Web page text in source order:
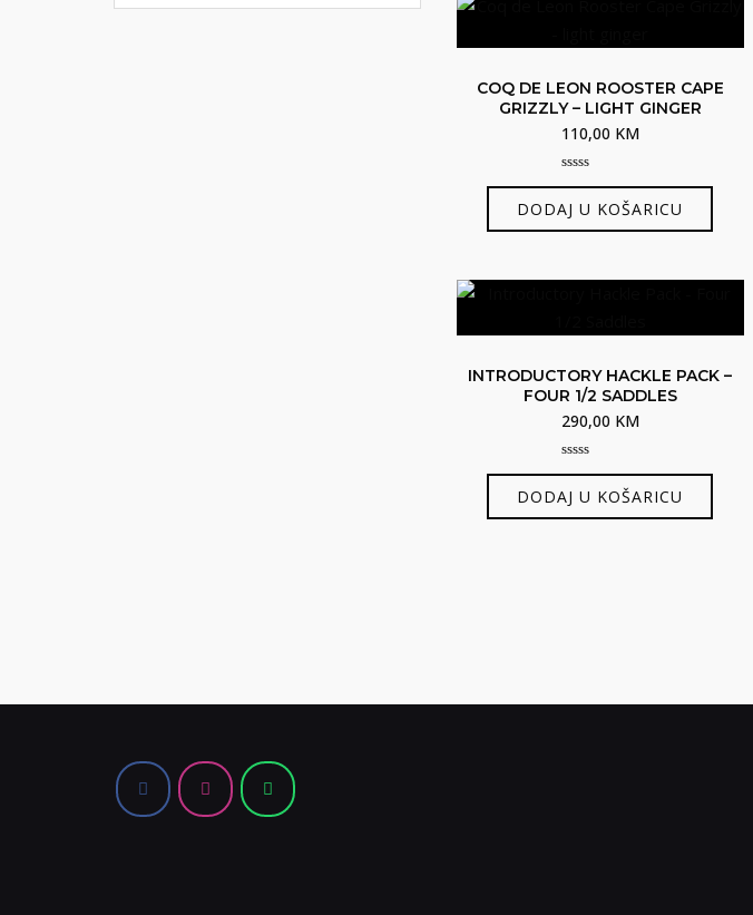
COQ DE LEON ROOSTER CAPE
GRIZZLY – LIGHT GINGER
110,00 KM
0
of
5
DODAJ U KOŠARICU
INTRODUCTORY HACKLE PACK –
FOUR 1/2 SADDLES
290,00 KM
0
of
5
DODAJ U KOŠARICU